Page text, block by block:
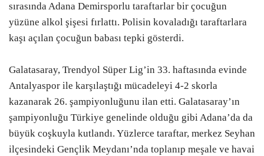
sırasında Adana Demirsporlu taraftarlar bir çocuğun
yüzüne alkol şişesi fırlattı. Polisin kovaladığı taraftarlara
kaşı açılan çocuğun babası tepki gösterdi.
Galatasaray, Trendyol Süper Lig’in 33. haftasında evinde
Antalyaspor ile karşılaştığı mücadeleyi 4-2 skorla
kazanarak 26. şampiyonluğunu ilan etti. Galatasaray’ın
şampiyonluğu Türkiye genelinde olduğu gibi Adana’da da
büyük coşkuyla kutlandı. Yüzlerce taraftar, merkez Seyhan
ilçesindeki Gençlik Meydanı’nda toplanıp meşale ve havai